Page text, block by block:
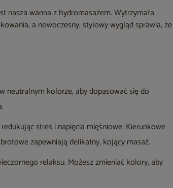
nasza wanna z hydromasażem. Wytrzymała
a nowoczesny, stylowy wygląd sprawia, że
neutralnym kolorze, aby dopasować się do
stres i napięcia mięśniowe. Kierunkowe
zapewniają delikatny, kojący masaż.
relaksu. Możesz zmieniać kolory, aby